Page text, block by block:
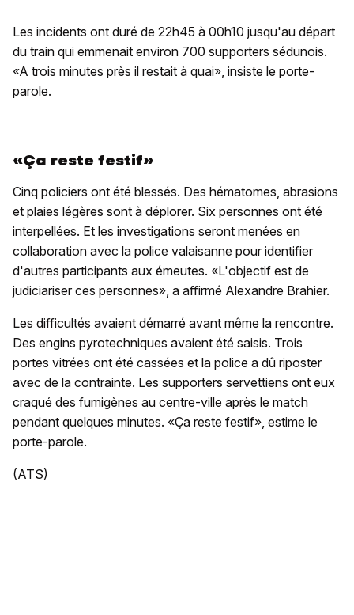
Les incidents ont duré de 22h45 à 00h10 jusqu'au départ
du train qui emmenait environ 700 supporters sédunois.
«A trois minutes près il restait à quai», insiste le porte-
parole.
«Ça reste festif»
Cinq policiers ont été blessés. Des hématomes, abrasions
et plaies légères sont à déplorer. Six personnes ont été
interpellées. Et les investigations seront menées en
collaboration avec la police valaisanne pour identifier
d'autres participants aux émeutes. «L'objectif est de
judiciariser ces personnes», a affirmé Alexandre Brahier.
Les difficultés avaient démarré avant même la rencontre.
Des engins pyrotechniques avaient été saisis. Trois
portes vitrées ont été cassées et la police a dû riposter
avec de la contrainte. Les supporters servettiens ont eux
craqué des fumigènes au centre-ville après le match
pendant quelques minutes. «Ça reste festif», estime le
porte-parole.
(ATS)